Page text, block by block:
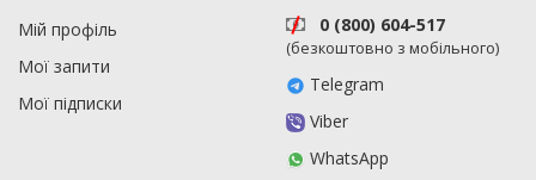
Мій профіль
Мої запити
Мої підписки
0 (800) 604-517
(безкоштовно з мобільного)
Telegram
Viber
WhatsApp